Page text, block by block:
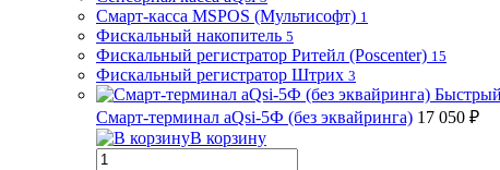
Смарт-касса MSPOS (Мультисофт) 1
Фискальный накопитель 5
Фискальный регистратор Ритейл (Poscenter) 15
Фискальный регистратор Штрих 3
Смарт-терминал aQsi-5Ф (без эквайринга) 17 050 ₽
В корзину